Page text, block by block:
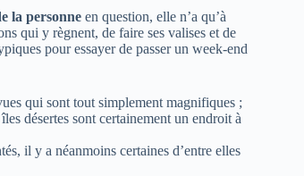
la personne en question, elle n’a qu’à
qui y règnent, de faire ses valises et de
pour essayer de passer un week-end
qui sont tout simplement magnifiques ;
désertes sont certainement un endroit à
il y a néanmoins certaines d’entre elles